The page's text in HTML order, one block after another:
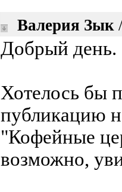
Валерия Зык
Добрый день.
Хотелось бы
публикацию
"Кофейные
возможно,